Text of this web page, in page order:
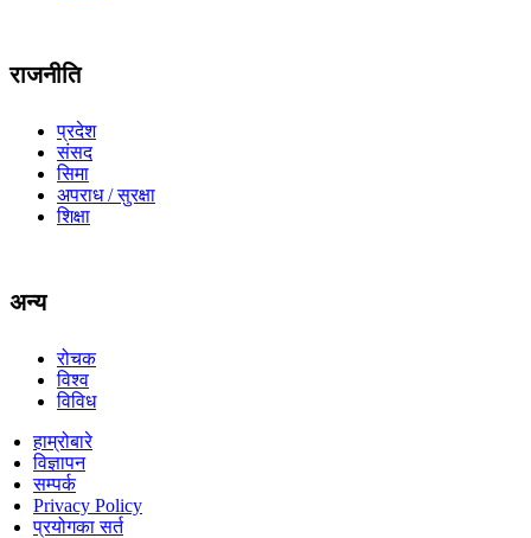
राजनीति
प्रदेश
संसद
सिमा
अपराध / सुरक्षा
शिक्षा
अन्य
रोचक
विश्व
विविध
हाम्रोबारे
विज्ञापन
सम्पर्क
Privacy Policy
प्रयोगका सर्त